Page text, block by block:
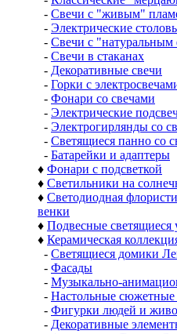
- Свечи с "живым"
- Электрические
- Свечи с "натуральным
- Свечи в стаканах
- Декоративные свечи
- Горки с
- Фонари со свечами
- Электрические
- Электрогирлянды со
- Светящиеся панно со
- Батарейки и адаптеры
♦ Фонари с подсветкой
♦ Светильники на
♦ Светодиодная
венки
♦ Подвесные светящиеся
♦ Керамическая
- Светящиеся домики
- Фасады
- Музыкально-
- Настольные
- Фигурки людей и
- Декоративные